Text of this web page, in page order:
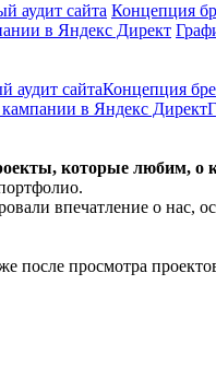
аудит сайта Концепция
в Яндекс Директ
аудит сайтаКонцепция
в Яндекс Директ
которые любим, о
впечатление о нас,
после просмотра